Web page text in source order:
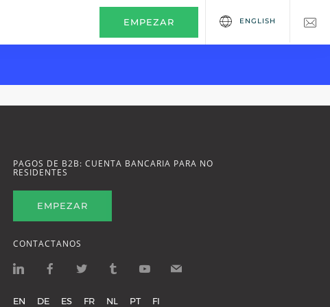
EMPEZAR ENGLISH
PAGOS DE B2B: CUENTA BANCARIA PARA NO
RESIDENTES
EMPEZAR
CONTACTANOS
EN DE ES FR NL PT FI